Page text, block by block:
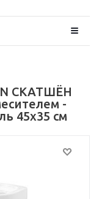
СКАТШЁН
-
45x35 см